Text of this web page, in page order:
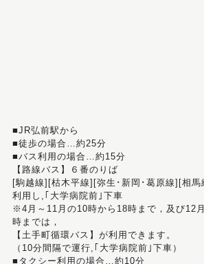
■JR弘前駅から
■徒歩の場合…約25分
■バス利用の場合…約15分
【路線バス】６番のりば
[駒越線][枯木平線][弥生･新岡･葛原線][相
利用し,｢大学病院前｣下車
※4月～11月の10時から18時まで，及び12
時までは，
【土手町循環バス】が利用できます。
（10分間隔で運行,｢大学病院前｣下車）
■タクシー利用の場合…約10分